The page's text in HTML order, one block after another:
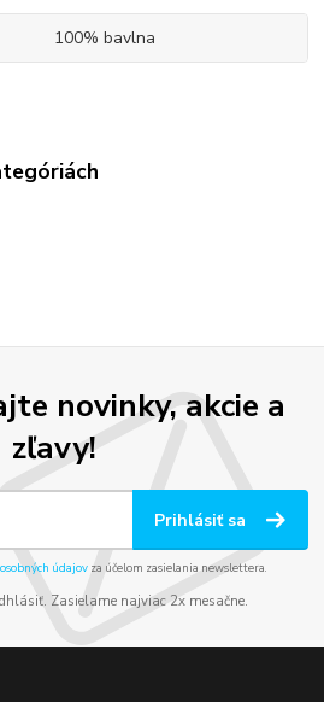
100% bavlna
novinky, akcie a
zľavy!
Prihlásiť sa
údajov za účelom zasielania newslettera.
Zasielame najviac 2x mesačne.